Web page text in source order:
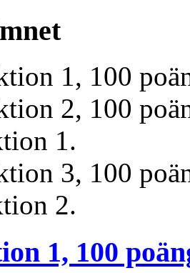
1, 100
2, 100
1.
3, 100
2.
1, 100